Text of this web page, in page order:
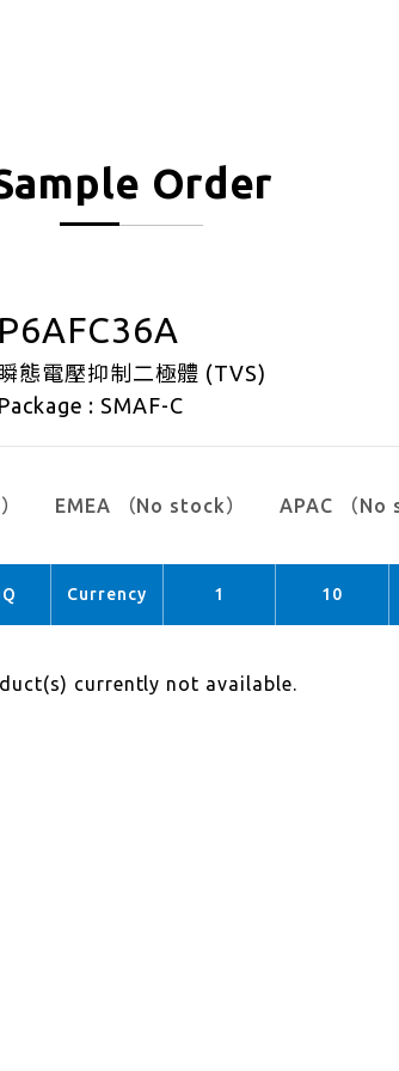
Order
P6AFC36A
瞬態電壓抑制二極體 (TVS)
Package : SMAF-C
EMEA （No stock） APAC （No
Currency 1 10
currently not available.